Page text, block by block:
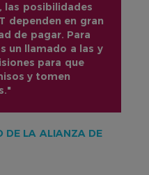
las posibilidades
dependen en gran
de pagar. Para
un llamado a las y
para que
y tomen
DE LA ALIANZA DE